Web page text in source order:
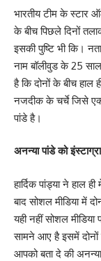
भारतीय टीम के स्टार
के बीच पिछले दिनों
इसकी पुष्टि भी कि।
नाम बॉलीवुड के 25
है कि दोनों के बीच हाल
नजदीक के चर्चे जिसे
पांडे है।
अनन्या पांडे को
हार्दिक पांड्या ने हाल
बाद सोशल मीडिया में
यही नहीं सोशल
सामने आए है इसमें
आपको बता दे की